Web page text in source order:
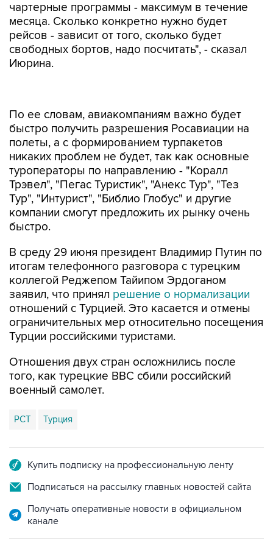
чартерные программы - максимум в течение
месяца. Сколько конкретно нужно будет
рейсов - зависит от того, сколько будет
свободных бортов, надо посчитать", - сказал
Июрина.
полеты, а с формированием турпакетов
никаких проблем не будет, так как основные
туроператоры по направлению - "Коралл
Трэвел", "Пегас Туристик", "Анекс Тур", "Тез
Тур", "Интурист", "Библио Глобус" и другие
компании смогут предложить их рынку очень
быстро.
В среду 29 июня президент Владимир Путин по
коллегой Реджепом Тайипом Эрдоганом
заявил, что принялрешение о нормализации
отношений с Турцией. Это касается и отмены
ограничительных мер относительно посещения
Турции российскими туристами.
Отношения двух стран осложнились после
военный самолет.
РСТ Турция
Подписаться на рассылку главных новостей сайта
Получать оперативные новости в официальном
НОВОСТИ ПО ТЕМЕ